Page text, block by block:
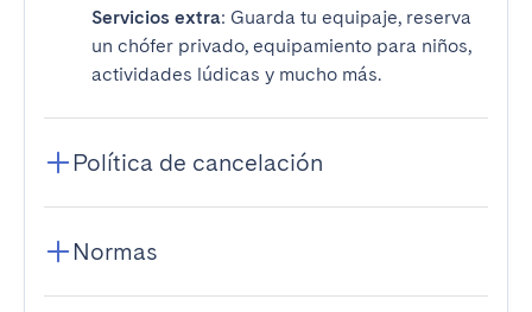
Servicios extra: Guarda tu equipaje, reserva
un chófer privado, equipamiento para niños,
actividades lúdicas y mucho más.
Política de cancelación
Normas